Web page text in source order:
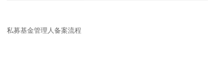
私募基金管理人备案流程